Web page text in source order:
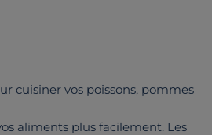
cuisiner vos poissons, pommes
aliments plus facilement. Les